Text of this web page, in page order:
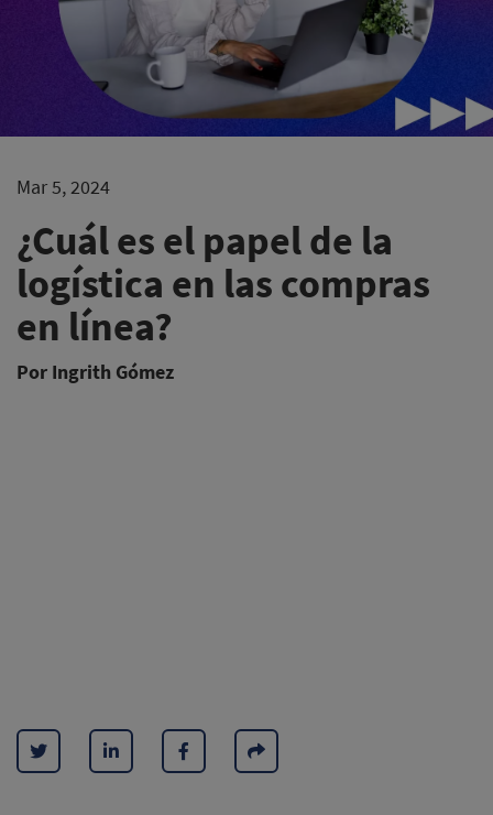
Mar 5, 2024
¿Cuál es el papel de la
logística en las compras
en línea?
Por Ingrith Gómez